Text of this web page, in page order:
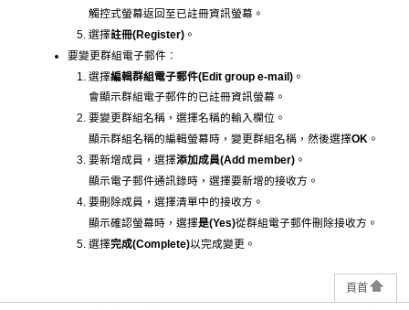
觸控式螢幕返回至已註冊資訊螢幕。
選擇註冊(Register) 。
要變更群組電子郵件︰
選擇編輯群組電子郵件(Edit group e-mail) 。
會顯示群組電子郵件的已註冊資訊螢幕。
要變更群組名稱，選擇名稱的輸入欄位。
顯示群組名稱的編輯螢幕時，變更群組名稱，然後選擇OK 。
要新增成員，選擇添加成員(Add member) 。
顯示電子郵件通訊錄時，選擇要新增的接收方。
要刪除成員，選擇清單中的接收方。
顯示確認螢幕時，選擇是(Yes)從群組電子郵件刪除接收方。
選擇完成(Complete)以完成變更。
頁首